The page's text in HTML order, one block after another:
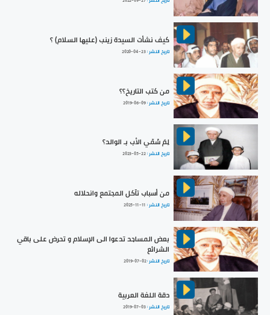
كيف نشأت السيدة زينب (عليها السلام) ؟
تاريخ النشر :2020-04-23
من كتب التاريخ؟؟
تاريخ النشر :2019-06-09
لِمَ سُمّي الأب بـ الوالد؟
تاريخ النشر :2023-05-22
من أسباب تآكل المجتمع وانحلاله
تاريخ النشر : 2025-11-11
بعض المساجد تدعوا الى الإسلام و تحرض على باقي
الشرائع
تاريخ النشر :2019-07-02
دقة اللغة العربية
تاريخ النشر :2019-07-03